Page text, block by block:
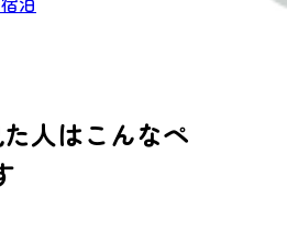
人はこんなペ